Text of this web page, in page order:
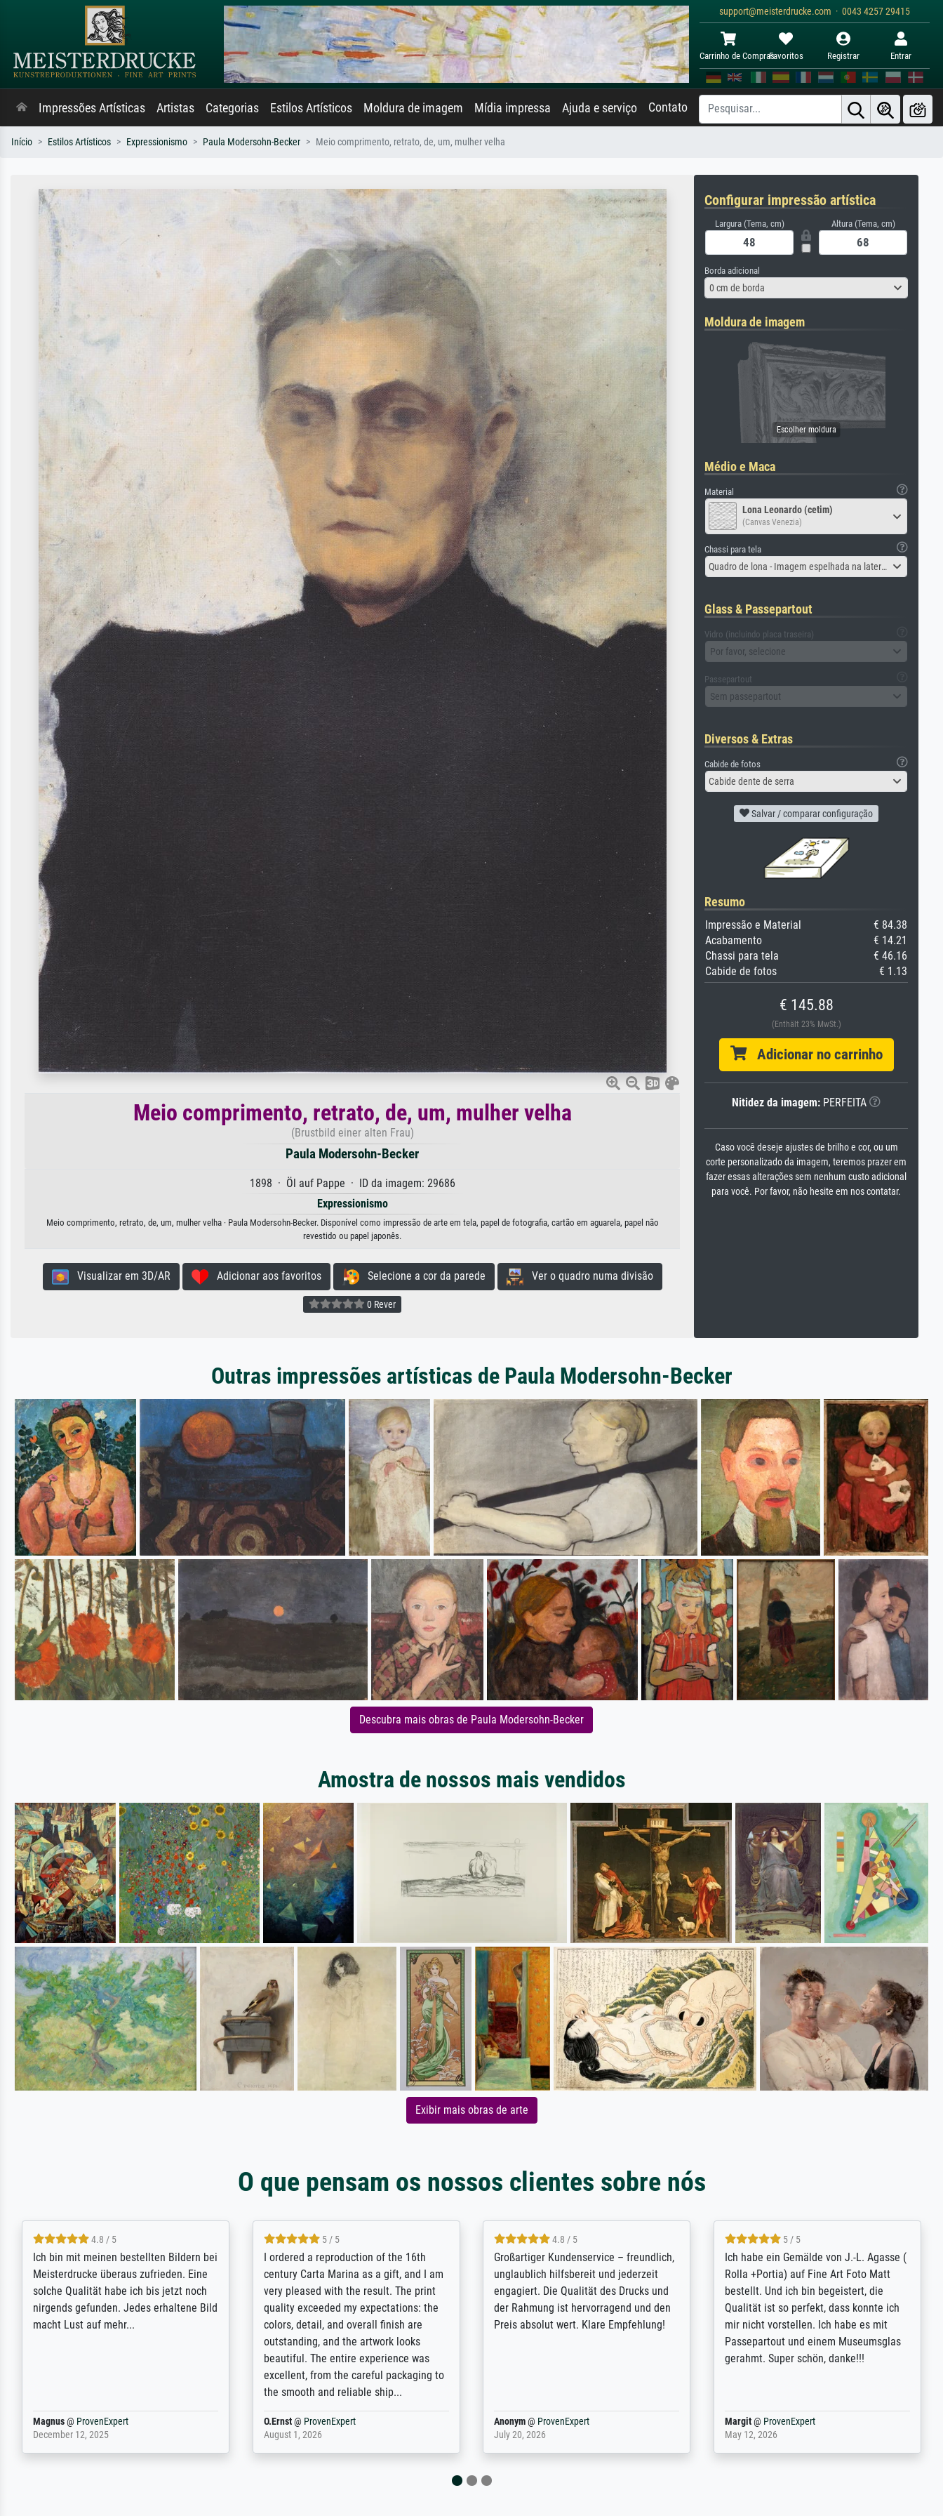
support@meisterdrucke.com · 0043 4257 29415
Carrinho de ComprasFavoritos Registrar Entrar
Impressões Artísticas Artistas Categorias Estilos Artísticos Moldura de imagem Mídia impressa Ajuda e serviço Contato
Início Estilos Artísticos Expressionismo Paula Modersohn-Becker Meio comprimento, retrato, de, um, mulher velha
Meio comprimento, retrato, de, um, mulher velha
(Brustbild einer alten Frau)
Paula Modersohn-Becker
1898 · Öl auf Pappe · ID da imagem: 29686
Expressionismo
Meio comprimento, retrato, de, um, mulher velha · Paula Modersohn-Becker. Disponível como impressão de arte em tela, papel de fotografia, cartão em aguarela, papel não
revestido ou papel japonês.
Visualizar em 3D/AR Adicionar aos favoritos Selecione a cor da parede Ver o quadro numa divisão
0 Rever
Configurar impressão artística
Largura (Tema, cm) Altura (Tema, cm)
Borda adicional
0 cm de borda
Moldura de imagem
Médio e Maca
Material
Lona Leonardo (cetim)
(Canvas Venezia)
Chassi para tela
Quadro de lona - Imagem espelhada na lateral
Glass & Passepartout
Vidro (incluindo placa traseira)
Por favor, selecione
Passepartout
Sem passepartout
Diversos & Extras
Cabide de fotos
Cabide dente de serra
Salvar / comparar configuração
Resumo
Impressão e Material
€ 84.38
Acabamento
€ 14.21
Chassi para tela
€ 46.16
Cabide de fotos
€ 1.13
€ 145.88
(Enthält 23% MwSt.)
Adicionar no carrinho
Nitidez da imagem: PERFEITA
Caso você deseje ajustes de brilho e cor, ou um
corte personalizado da imagem, teremos prazer em
fazer essas alterações sem nenhum custo adicional
para você. Por favor, não hesite em nos contatar.
Outras impressões artísticas de Paula Modersohn-Becker
Descubra mais obras de Paula Modersohn-Becker
Amostra de nossos mais vendidos
Exibir mais obras de arte
O que pensam os nossos clientes sobre nós
5 / 5
Rundum positive Erfahrung. Die
Ausführung des Auftrags hat eine Weile
gedauert, die angekündigte Lieferzeit
wurde aber letztlich sogar etwas
unterschritten. Die Qualität des Papiers
Dr.@ProvenExpert
February 3, 2026
5 / 5
The team at Meisterdrucke strives to
meet its clients demands, and provides
expert advice on how to obtain the best
results for the prints requested by the
client. The company has a vast
repertoire of prints to choose from, and
will provide excellent service also with
regards to prints which are not in that
repertoire. Highly recommended!
Anonym@ProvenExpert
April 22, 2026
5 / 5
Outstanding quality and customer
support. - the quality of the printing is
excellent and difficult to distinguish
from the real thing; it will be my go-to
for high-quality art prints from now on -
Anonym@ ProvenExpert
January 12, 2026
4.8 / 5
Qualité absolument irréprochable.
Extraordinaire diversité des thèmes
abordés et personnalisation des
demandes (recadrage, réajustement des
couleurs). Relation clientèle parfaite.
Transport, réception sans aucun
problème. Merci à toute l'équipe ! Hervé
Anonym@ProvenExpert
March 31, 2025